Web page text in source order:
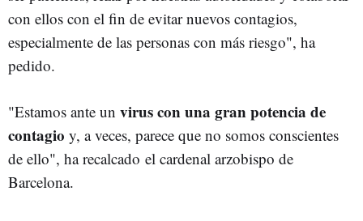
con ellos con el fin de evitar nuevos contagios,
especialmente de las personas con más riesgo", ha
pedido.
"Estamos ante un virus con una gran potencia de
contagio y, a veces, parece que no somos conscientes
de ello", ha recalcado el cardenal arzobispo de
Barcelona.